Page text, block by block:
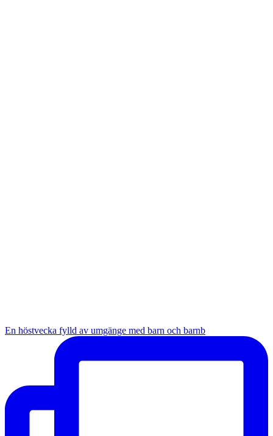
En höstvecka fylld av umgänge med barn och barnb